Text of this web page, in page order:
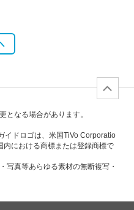
となる場合があります。
イドロゴは、米国TiVo Corporatio
における商標または登録商標で
写真等あらゆる素材の無断複写・